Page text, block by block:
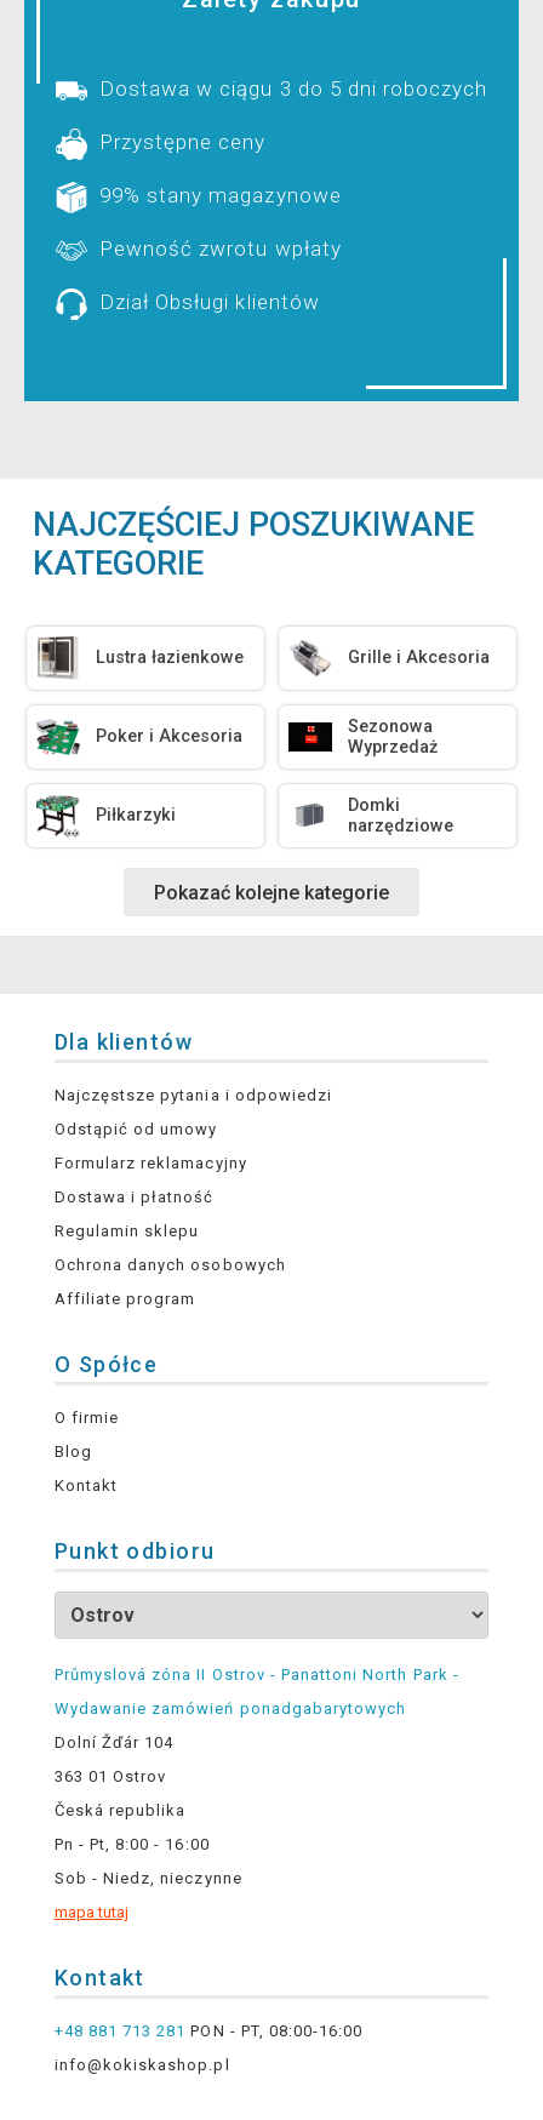
Dostawa w ciągu 3 do 5 dni roboczych
Przystępne ceny
99% stany magazynowe
Pewność zwrotu wpłaty
Dział Obsługi klientów
NAJCZĘŚCIEJ POSZUKIWANE
KATEGORIE
Lustra łazienkowe Grille i Akcesoria
Poker i Akcesoria
Sezonowa
Wyprzedaż
Piłkarzyki
Domki
narzędziowe
Pokazać kolejne kategorie
Dla klientów
Najczęstsze pytania i odpowiedzi
Odstąpić od umowy
Formularz reklamacyjny
Dostawa i płatność
Regulamin sklepu
Ochrona danych osobowych
Affiliate program
O Spółce
O firmie
Blog
Kontakt
Punkt odbioru
Průmyslová zóna II Ostrov - Panattoni North Park -
Wydawanie zamówień ponadgabarytowych
Dolní Žďár 104
363 01 Ostrov
Česká republika
Pn - Pt, 8:00 - 16:00
Sob - Niedz, nieczynne
mapa tutaj
Kontakt
+48 881 713 281 PON - PT, 08:00-16:00
info@kokiskashop.pl